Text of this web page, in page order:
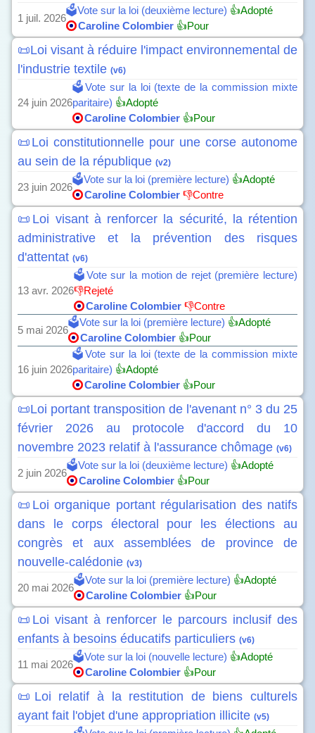
1 juil. 2026
🗳️Vote sur la loi (deuxième lecture) 👍Adopté
Caroline Colombier 👍Pour
📜Loi visant à réduire l'impact environnemental de
l'industrie textile (v6)
24 juin 2026
🗳️Vote sur la loi (texte de la commission mixte
paritaire) 👍Adopté
Caroline Colombier 👍Pour
📜Loi constitutionnelle pour une corse autonome
au sein de la république (v2)
23 juin 2026
🗳️Vote sur la loi (première lecture) 👍Adopté
Caroline Colombier 👎Contre
📜Loi visant à renforcer la sécurité, la rétention
administrative et la prévention des risques
d'attentat (v6)
13 avr. 2026
🗳️Vote sur la motion de rejet (première lecture)
👎Rejeté
Caroline Colombier 👎Contre
5 mai 2026
🗳️Vote sur la loi (première lecture) 👍Adopté
Caroline Colombier 👍Pour
16 juin 2026
🗳️Vote sur la loi (texte de la commission mixte
paritaire) 👍Adopté
Caroline Colombier 👍Pour
📜Loi portant transposition de l'avenant n° 3 du 25
février 2026 au protocole d'accord du 10
novembre 2023 relatif à l'assurance chômage (v6)
2 juin 2026
🗳️Vote sur la loi (deuxième lecture) 👍Adopté
Caroline Colombier 👍Pour
📜Loi organique portant régularisation des natifs
dans le corps électoral pour les élections au
congrès et aux assemblées de province de
nouvelle-calédonie (v3)
20 mai 2026
🗳️Vote sur la loi (première lecture) 👍Adopté
Caroline Colombier 👍Pour
📜Loi visant à renforcer le parcours inclusif des
enfants à besoins éducatifs particuliers (v6)
11 mai 2026
🗳️Vote sur la loi (nouvelle lecture) 👍Adopté
Caroline Colombier 👍Pour
📜Loi relatif à la restitution de biens culturels
ayant fait l'objet d'une appropriation illicite (v5)